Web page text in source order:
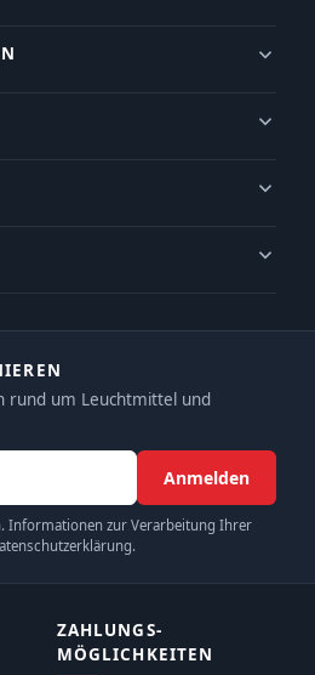
rund um Leuchtmittel und
Anmelden
Informationen zur Verarbeitung Ihrer
ZAHLUNGS­
MÖGLICHKEITEN